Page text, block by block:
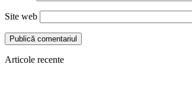
Site web
Articole recente